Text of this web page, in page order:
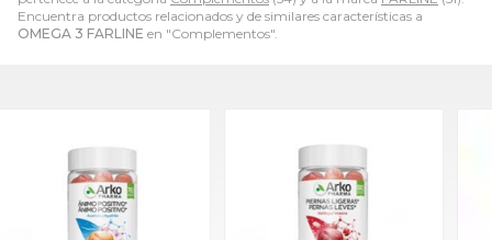
Encuentra productos relacionados y de similares características a
OMEGA 3 FARLINE en "Complementos".